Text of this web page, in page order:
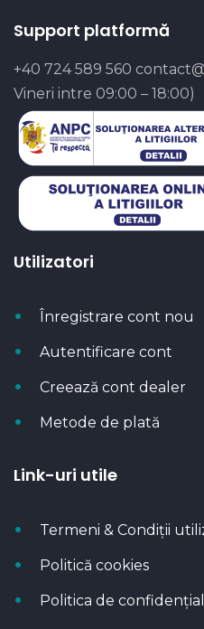
Support platformă
+40 724 589 560
Vineri intre 09:00 – 18:00)
Utilizatori
Înregistrare cont nou
Autentificare cont
Creează cont dealer
Metode de plată
Link-uri utile
Termeni & Condiții
Politică cookies
Politica de